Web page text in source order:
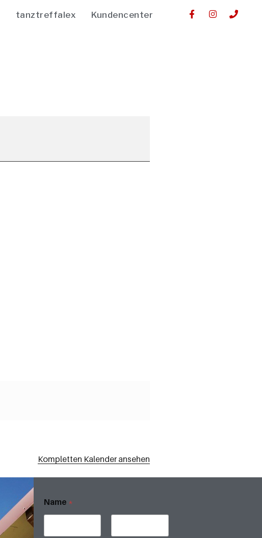
tanztreffalex Kundencenter
Kompletten Kalender ansehen
Name *